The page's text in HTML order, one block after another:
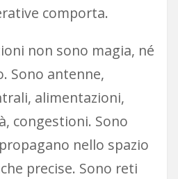
comporta.
non sono magia, né
Sono antenne,
alimentazioni,
congestioni. Sono
nello spazio
precise. Sono reti